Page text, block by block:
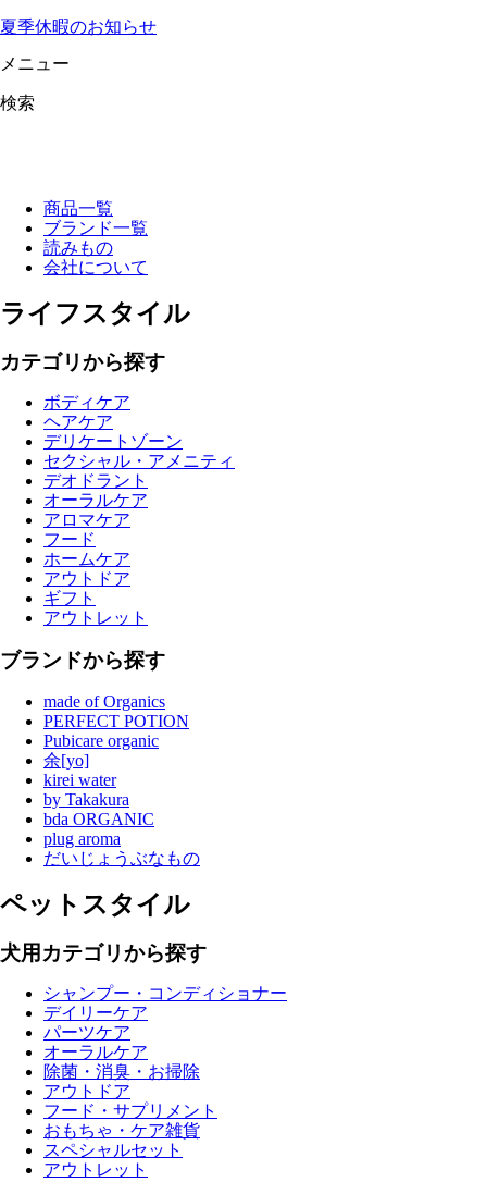
夏季休暇のお知らせ
メニュー
検索
商品一覧
ブランド一覧
読みもの
会社について
ライフスタイル
カテゴリから探す
ボディケア
ヘアケア
デリケートゾーン
セクシャル・アメニティ
デオドラント
オーラルケア
アロマケア
フード
ホームケア
アウトドア
ギフト
アウトレット
ブランドから探す
made of Organics
PERFECT POTION
Pubicare organic
余[yo]
kirei water
by Takakura
bda ORGANIC
plug aroma
だいじょうぶなもの
ペットスタイル
犬用カテゴリから探す
シャンプー・コンディショナー
デイリーケア
パーツケア
オーラルケア
除菌・消臭・お掃除
アウトドア
フード・サプリメント
おもちゃ・ケア雑貨
スペシャルセット
アウトレット